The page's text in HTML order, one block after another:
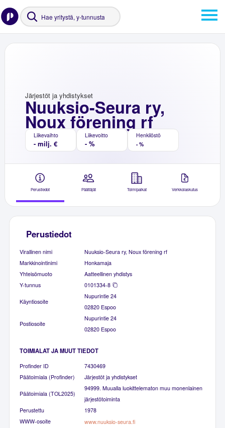
Nuuksio-Seura ry,
Noux förening rf
Järjestöt ja yhdistykset
Liikevaihto
- milj. €
Liikevoitto
- %
Henkilöstö
- %
Perustiedot Päättäjät Toimipaikat Verkkolaskutus
Perustiedot
Virallinen nimi
Nuuksio-Seura ry, Noux förening rf
Markkinointinimi
Honkamaja
Yhteisömuoto
Aatteellinen yhdistys
Y-tunnus
0101334-8
Käyntiosoite
Nupurintie 24
02820 Espoo
Postiosoite
Nupurintie 24
02820 Espoo
TOIMIALAT JA MUUT TIEDOT
Profinder ID
7430469
Päätoimiala (Profinder)
Järjestöt ja yhdistykset
Päätoimiala (TOL2025)
94999. Muualla luokittelematon muu monenlainen
järjestötoiminta
Perustettu
1978
WWW-osoite
www.nuuksio-seura.fi